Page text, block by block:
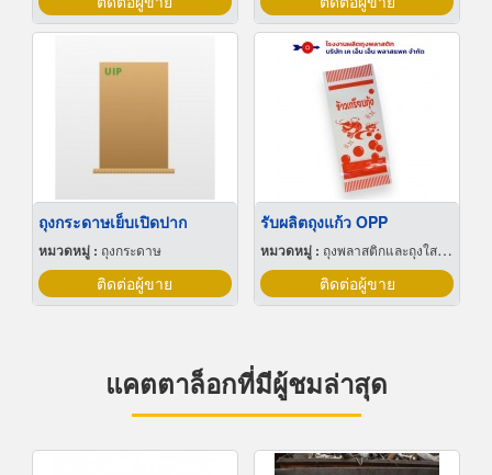
ถุงกระดาษเย็บเปิดปาก
หมวดหมู่ : ถุงกระดาษ
ติดต่อผู้ขาย
รับผลิตถุงแก้ว OPP
หมวดหมู่ : ถุงพลาสติกและถุงใสโปร่ง
ติดต่อผู้ขาย
แคตตาล็อกที่มีผู้ชมล่าสุด